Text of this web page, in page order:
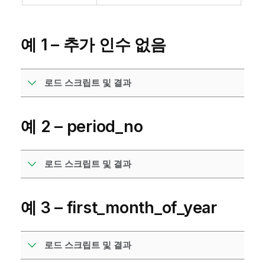
예 1 – 추가 인수 없음
로드 스크립트 및 결과
예 2 – period_no
로드 스크립트 및 결과
예 3 – first_month_of_year
로드 스크립트 및 결과